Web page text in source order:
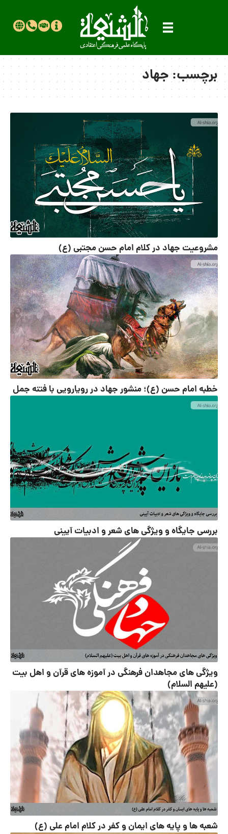
برچسب:جهاد
مشروعیت جهاد در کلام امام حسن مجتبی (ع)
خطبه امام حسن (ع)؛ منشور جهاد در رویارویی با فتنه جمل
بررسی جایگاه و ویژگی های شعر و ادبیات آیینی
ویژگی های مجاهدان فرهنگی در آموزه های قرآن و اهل بیت
(علیهم السلام)
شعبه ها و پایه های ایمان و کفر در کلام امام علی (ع)